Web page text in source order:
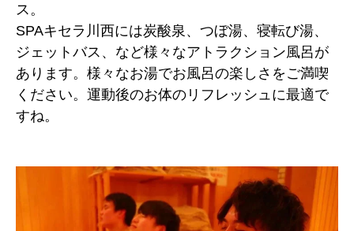
ス。
SPAキセラ川西には炭酸泉、つぼ湯、寝転び湯、
ジェットバス、など様々なアトラクション風呂が
あります。様々なお湯でお風呂の楽しさをご満喫
ください。運動後のお体のリフレッシュに最適で
すね。